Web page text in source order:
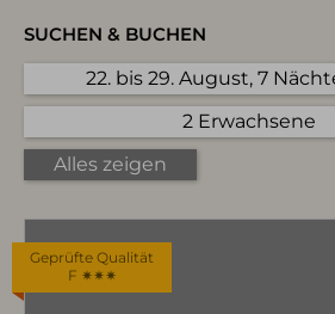
SUCHEN & BUCHEN
22. bis 29. August, 7
2 Erwachsene
Alles zeigen
Geprüfte Qualität
F ✷✷✷